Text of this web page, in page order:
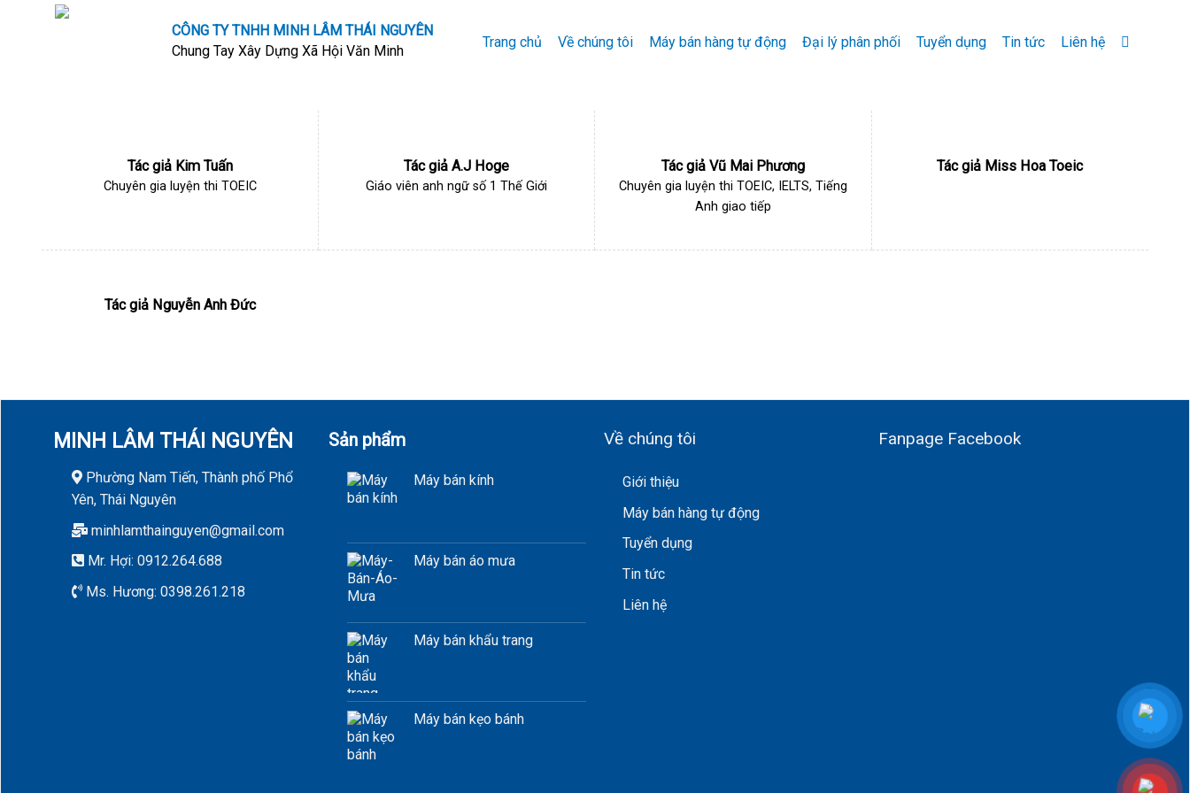
CÔNG TY TNHH MINH LÂM THÁI NGUYÊN
Chung Tay Xây Dựng Xã Hội Văn Minh
Trang chủ Về chúng tôi Máy bán hàng tự động Đại lý phân phối Tuyển dụng Tin tức Liên hệ
Tác giả Kim Tuấn
Chuyên gia luyện thi TOEIC
Tác giả A.J Hoge
Giáo viên anh ngữ số 1 Thế Giới
Tác giả Vũ Mai Phương
Chuyên gia luyện thi TOEIC, IELTS, Tiếng
Anh giao tiếp
Tác giả Miss Hoa Toeic
Tác giả Nguyễn Anh Đức
MINH LÂM THÁI NGUYÊN
Phường Nam Tiến, Thành phố Phổ
Yên, Thái Nguyên
minhlamthainguyen@gmail.com
Mr. Hợi: 0912.264.688
Ms. Hương: 0398.261.218
Sản phẩm
Máy bán kính
Máy bán áo mưa
Máy bán khẩu trang
Máy bán kẹo bánh
Về chúng tôi
Giới thiệu
Máy bán hàng tự động
Tuyển dụng
Tin tức
Liên hệ
Fanpage Facebook